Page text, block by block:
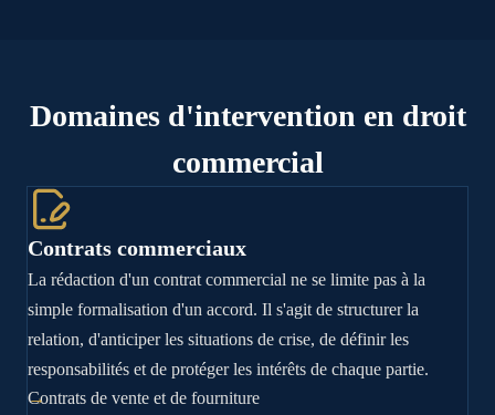
Domaines d'intervention en droit
commercial
Contrats commerciaux
La rédaction d'un contrat commercial ne se limite pas à la
simple formalisation d'un accord. Il s'agit de structurer la
relation, d'anticiper les situations de crise, de définir les
responsabilités et de protéger les intérêts de chaque partie.
Contrats de vente et de fourniture